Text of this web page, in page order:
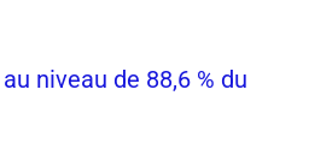
au niveau de 88,6 % du